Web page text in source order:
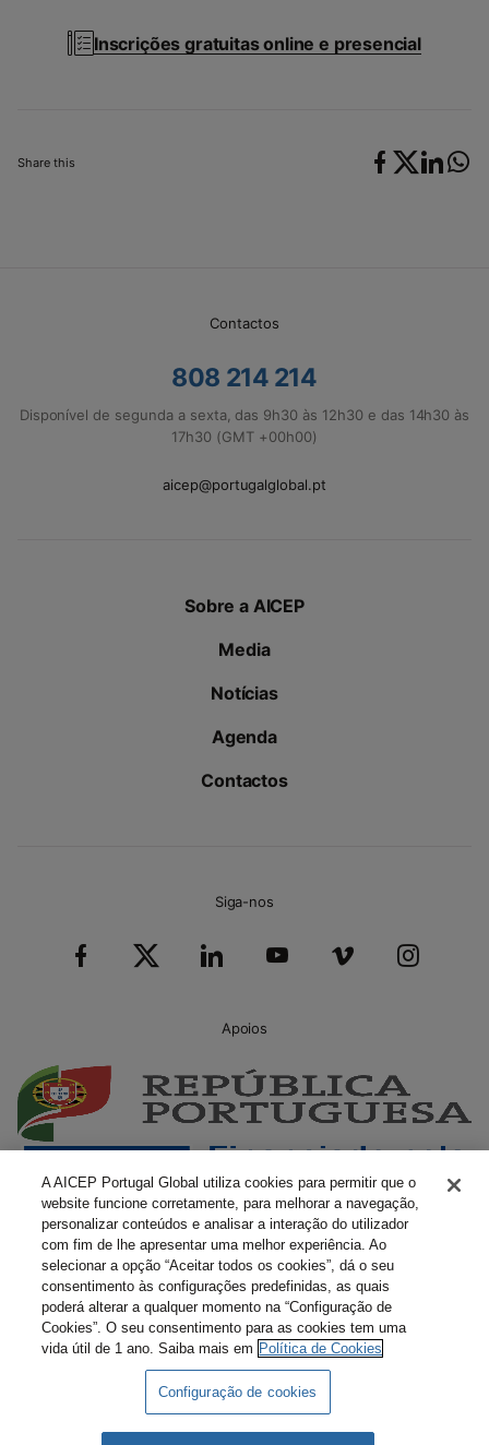
Share this
Inscrições gratuitas online e presencial
Contactos
808 214 214
Disponível de segunda a sexta, das 9h30 às 12h30 e das 14h30 às
17h30 (GMT +00h00)
aicep@portugalglobal.pt
Sobre a AICEP
Media
Notícias
Agenda
Contactos
Siga-nos
Apoios
Livro Amarelo Eletrónico
A AICEP Portugal Global utiliza cookies para permitir que o
website funcione corretamente, para melhorar a navegação,
personalizar conteúdos e analisar a interação do utilizador
com fim de lhe apresentar uma melhor experiência. Ao
selecionar a opção “Aceitar todos os cookies”, dá o seu
consentimento às configurações predefinidas, as quais
poderá alterar a qualquer momento na “Configuração de
Cookies”. O seu consentimento para as cookies tem uma
vida útil de 1 ano. Saiba mais em Política de Cookies
Configuração de cookies